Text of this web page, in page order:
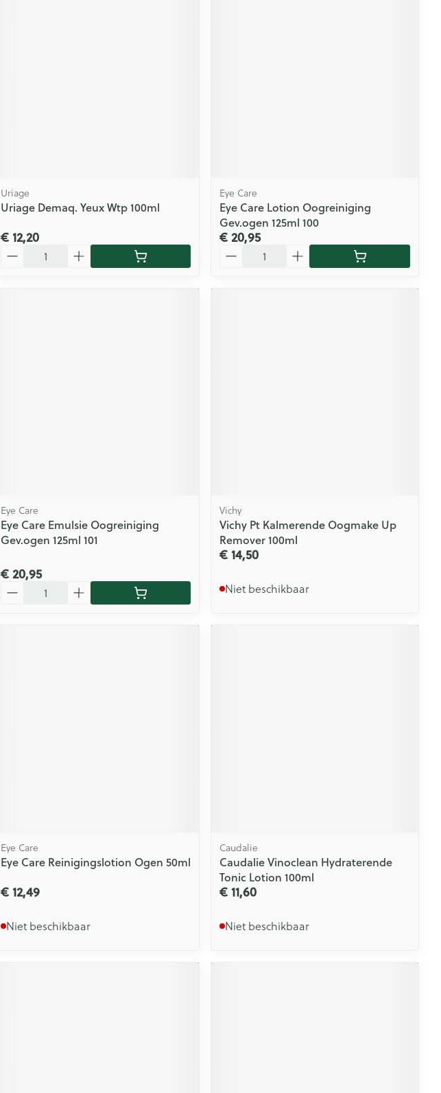
Uriage
Uriage Demaq. Yeux Wtp 100ml
€ 12,20
Eye Care
Eye Care Lotion Oogreiniging
Gev.ogen 125ml 100
€ 20,95
Eye Care
Eye Care Emulsie Oogreiniging
Gev.ogen 125ml 101
€ 20,95
Vichy
Vichy Pt Kalmerende Oogmake Up
Remover 100ml
€ 14,50
Niet beschikbaar
Eye Care
Eye Care Reinigingslotion Ogen 50ml
€ 12,49
Niet beschikbaar
Caudalie
Caudalie Vinoclean Hydraterende
Tonic Lotion 100ml
€ 11,60
Niet beschikbaar